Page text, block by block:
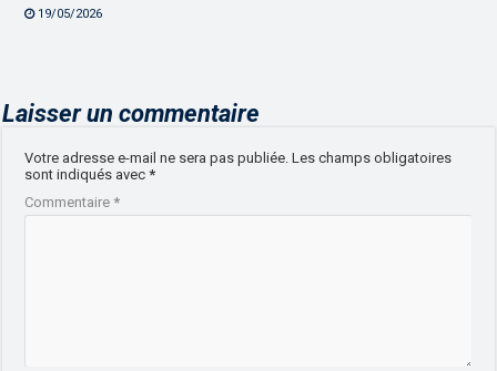
19/05/2026
Laisser un commentaire
Votre adresse e-mail ne sera pas publiée. Les champs obligatoires
sont indiqués avec*
Commentaire*